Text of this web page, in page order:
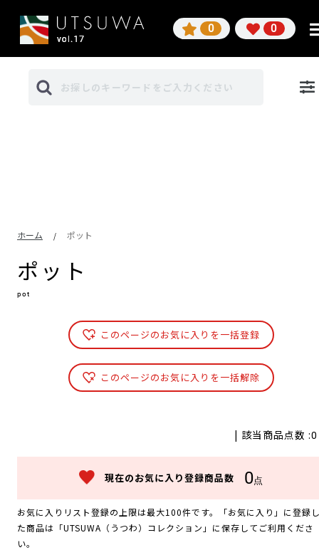
0 0
ホーム / ポット
ポット
pot
このページのお気に入りを一括登録
このページのお気に入りを一括解除
| 該当商品点数 :0
現在のお気に入り登録商品数 0点
お気に入りリスト登録の上限は最大100件です。「お気に入り」に登録
た商品は「UTSUWA（うつわ）コレクション」に保存してご利用くださ
い。